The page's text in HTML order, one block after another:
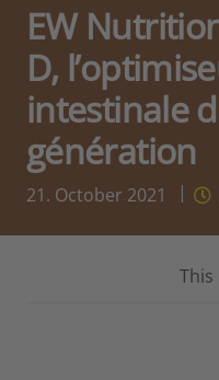
EW
D,
intestinale
génération
21. October 2021
This